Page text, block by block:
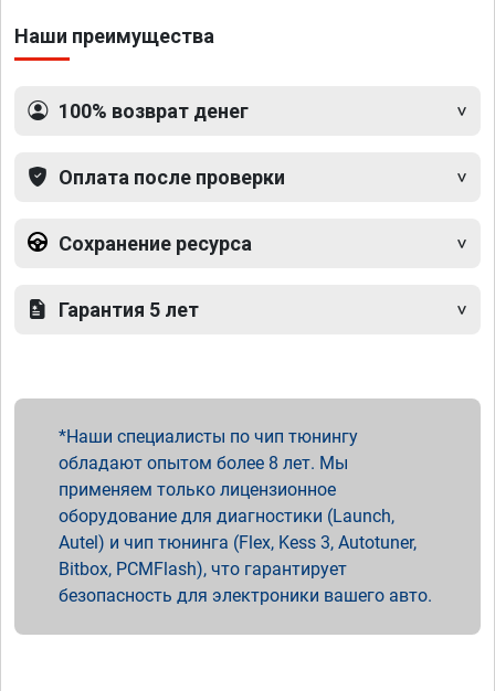
Наши преимущества
100% возврат денег
Оплата после проверки
Сохранение ресурса
Гарантия 5 лет
Наши специалисты по чип тюнингу
обладают опытом более 8 лет. Мы
применяем только лицензионное
оборудование для диагностики (Launch,
Autel) и чип тюнинга (Flex, Kess 3, Autotuner,
Bitbox, PCMFlash), что гарантирует
безопасность для электроники вашего авто.